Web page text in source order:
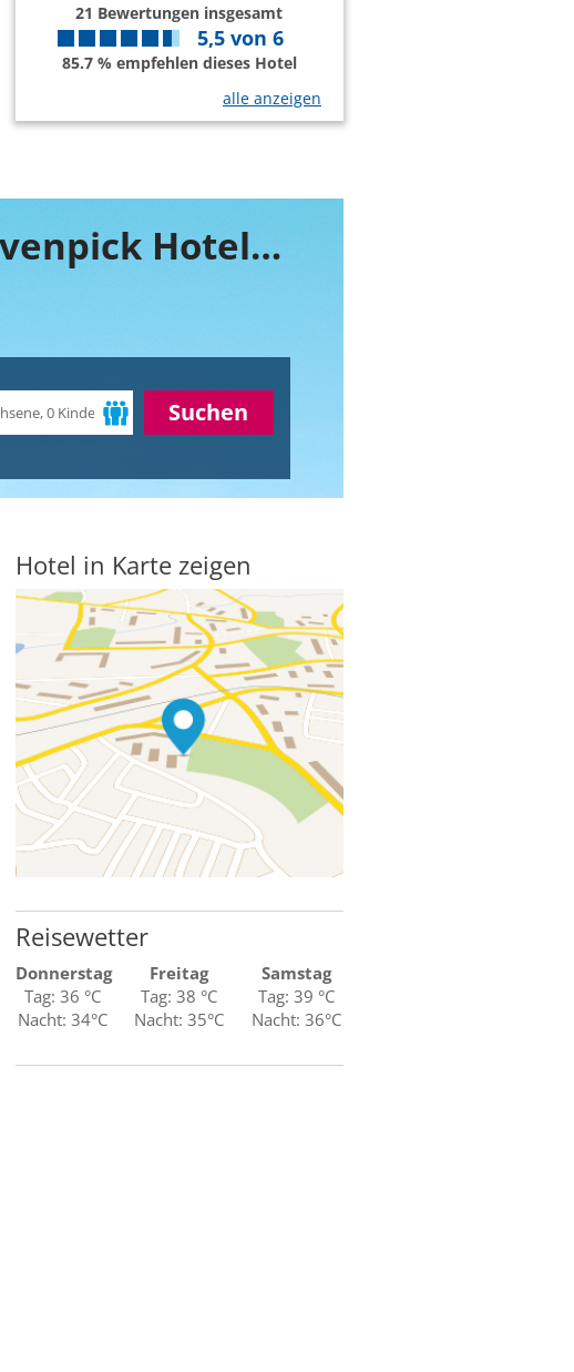
21 Bewertungen insgesamt
5,5von 6
85.7 % empfehlen dieses Hotel
alle anzeigen
Buchen Sie jetzt ihr Zimmer im Mövenpick Hotel Jumeirah Beach
Suchen
Hotel in Karte zeigen
Reisewetter
Donnerstag
Tag: 36 °C
Nacht: 34°C
Freitag
Tag: 38 °C
Nacht: 35°C
Samstag
Tag: 39 °C
Nacht: 36°C